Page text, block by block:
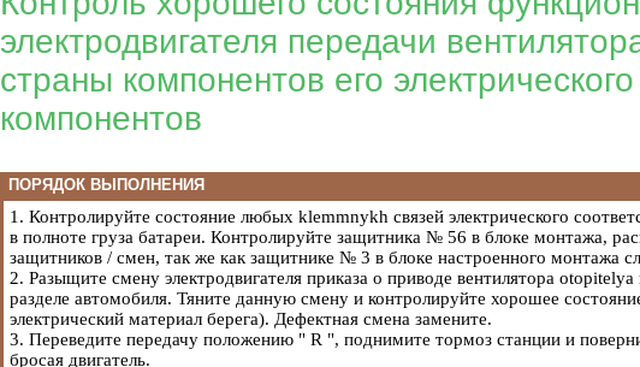
электродвигателя передачи
страны компонентов его
компонентов
ПОРЯДОК ВЫПОЛНЕНИЯ
1. Контролируйте состояние любых klemmnykh связей электрического
в полноте груза батареи. Контролируйте защитника № 56 в блоке монтажа,
защитников / смен, так же как защитнике № 3 в блоке настроенного монтажа
2. Разыщите смену электродвигателя приказа о приводе вентилятора
разделе автомобиля. Тяните данную смену и контролируйте хорошее
электрический материал берега). Дефектная смена замените.
3. Переведите передачу положению " R ", поднимите тормоз станции и
бросая двигатель.